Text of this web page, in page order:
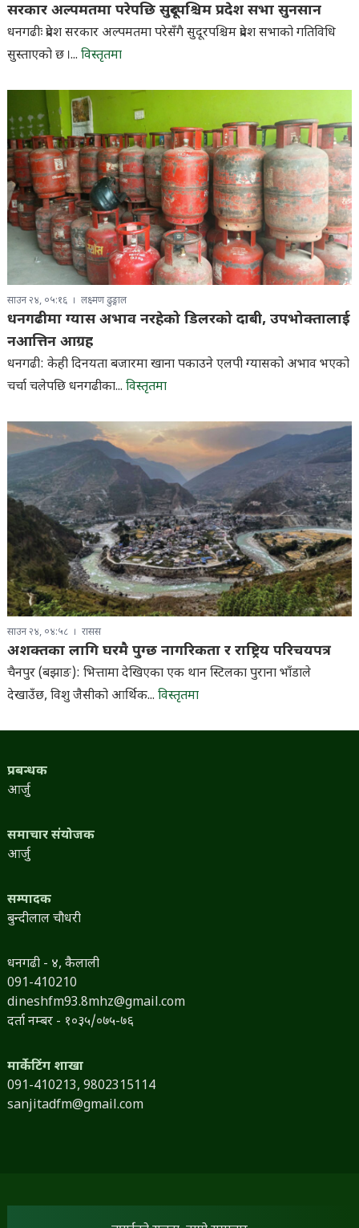
सरकार अल्पमतमा परेपछि सुदूरपश्चिम प्रदेश सभा सुनसान
धनगढीः प्रदेश सरकार अल्पमतमा परेसँगै सुदूरपश्चिम प्रदेश सभाको गतिविधि
सुस्ताएको छ ।... विस्तृतमा
साउन २४, ०५:१६ लक्ष्मण ढुङ्गाल
धनगढीमा ग्यास अभाव नरहेको डिलरको दाबी, उपभोक्तालाई
नआत्तिन आग्रह
धनगढी: केही दिनयता बजारमा खाना पकाउने एलपी ग्यासको अभाव भएको
चर्चा चलेपछि धनगढीका... विस्तृतमा
साउन २४, ०४:५८ रासस
अशक्तका लागि घरमै पुग्छ नागरिकता र राष्ट्रिय परिचयपत्र
चैनपुर (बझाङ): भित्तामा देखिएका एक थान स्टिलका पुराना भाँडाले
देखाउँछ, विशु जैसीको आर्थिक... विस्तृतमा
प्रबन्धक
आर्जु
समाचार संयोजक
आर्जु
सम्पादक
बुन्दीलाल चौधरी
धनगढी - ४, कैलाली
091-410210
dineshfm93.8mhz@gmail.com
दर्ता नम्बर - १०३५/०७५-७६
मार्केटिंग शाखा
091-410213, 9802315114
sanjitadfm@gmail.com